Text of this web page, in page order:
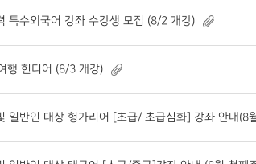
특수외국어 강좌 수강생 모집 (8/2 개강)
행 힌디어 (8/3 개강)
일반인 대상 헝가리어 [초급/ 초급심화] 강좌 안내(8